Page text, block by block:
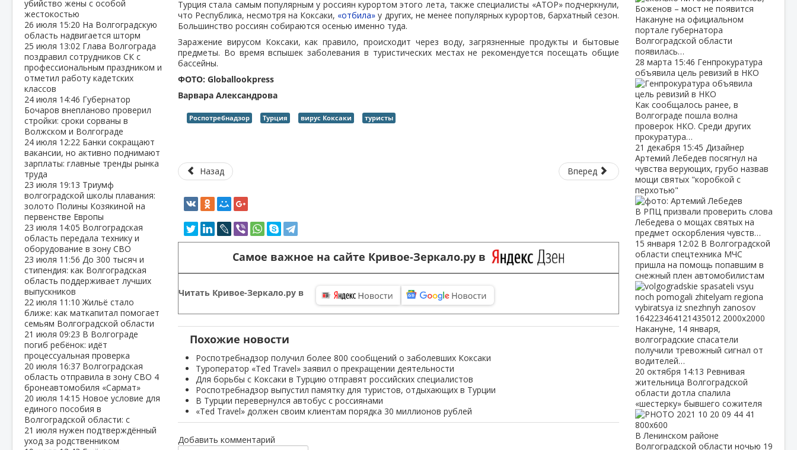
убийство жены с особой
жестокостью
26 июля 15:20 На Волгоградскую
область надвигается шторм
25 июля 13:02 Глава Волгограда
поздравил сотрудников СК с
профессиональным праздником и
отметил работу кадетских
классов
24 июля 14:46 Губернатор
Бочаров внепланово проверил
стройки: сроки сорваны в
Волжском и Волгограде
24 июля 12:22 Банки сокращают
вакансии, но активно поднимают
зарплаты: главные тренды рынка
труда
23 июля 19:13 Триумф
волгоградской школы плавания:
золото Полины Козякиной на
первенстве Европы
23 июля 14:05 Волгоградская
область передала технику и
оборудование в зону СВО
23 июля 11:56 До 300 тысяч и
стипендия: как Волгоградская
область поддерживает лучших
выпускников
22 июля 11:10Жильё стало
ближе: как маткапитал помогает
семьям Волгоградской области
21 июля 09:23 В Волгограде
погиб ребёнок: идёт
процессуальная проверка
20 июля 16:37 Волгоградская
область отправила в зону СВО 4
бронеавтомобиля «Сармат»
20 июля 14:15 Новое условие для
единого пособия в
Волгоградской области: с
21 июля нужен подтверждённый
уход за родственником
Турция стала самым популярным у россиян курортом этого лета, также специалисты «АТОР» подчеркнули,
что Республика, несмотря на Коксаки, «отбила» у других, не менее популярных курортов, бархатный сезон.
Большинство россиян собираются осенью именно туда.
Заражение вирусом Коксаки, как правило, происходит через воду, загрязненные продукты и бытовые
предметы. Во время вспышек заболевания в туристических местах не рекомендуется посещать общие
бассейны.
ФОТО: Globallookpress
Варвара Александрова
Роспотребнадзор Турция вирус Коксаки туристы
Назад Вперед
Самое важное на сайте Кривое-Зеркало.ру в
Читать Кривое-Зеркало.ру в
Похожие новости
Роспотребнадзор получил более 800 сообщений о заболевших Коксаки
Туроператор «Ted Travel» заявил о прекращении деятельности
Для борьбы с Коксаки в Турцию отправят российских специалистов
Роспотребнадзор выпустил памятку для туристов, отдыхающих в Турции
В Турции перевернулся автобус с россиянами
«Ted Travel» должен своим клиентам порядка 30 миллионов рублей
Добавить комментарий
Накануне на официальном
портале губернатора
Волгоградской области
появилась…
28 марта 15:46 Генпрокуратура
объявила цель ревизий в НКО
Как сообщалось ранее, в
Волгограде пошла волна
проверок НКО. Среди других
прокуратура…
21 декабря 15:45 Дизайнер
Артемий Лебедев посягнул на
чувства верующих, грубо назвав
мощи святых "коробкой с
перхотью"
В РПЦ призвали проверить слова
Лебедева о мощах святых на
предмет оскорбления чувств…
15 января 12:02 В Волгоградской
области спецтехника МЧС
пришла на помощь попавшим в
снежный плен автомобилистам
Накануне, 14 января,
волгоградские спасатели
получили тревожный сигнал от
водителей…
20 октября 14:13 Ревнивая
жительница Волгоградской
области дотла спалила
«шестерку» бывшего сожителя
В Ленинском районе
Волгоградской области ночью 19